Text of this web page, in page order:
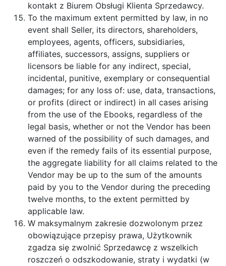
kontakt z Biurem Obsługi Klienta Sprzedawcy.
To the maximum extent permitted by law, in no
event shall Seller, its directors, shareholders,
employees, agents, officers, subsidiaries,
affiliates, successors, assigns, suppliers or
licensors be liable for any indirect, special,
incidental, punitive, exemplary or consequential
damages; for any loss of: use, data, transactions,
or profits (direct or indirect) in all cases arising
from the use of the Ebooks, regardless of the
legal basis, whether or not the Vendor has been
warned of the possibility of such damages, and
even if the remedy fails of its essential purpose,
the aggregate liability for all claims related to the
Vendor may be up to the sum of the amounts
paid by you to the Vendor during the preceding
twelve months, to the extent permitted by
applicable law.
W maksymalnym zakresie dozwolonym przez
obowiązujące przepisy prawa, Użytkownik
zgadza się zwolnić Sprzedawcę z wszelkich
roszczeń o odszkodowanie, straty i wydatki (w